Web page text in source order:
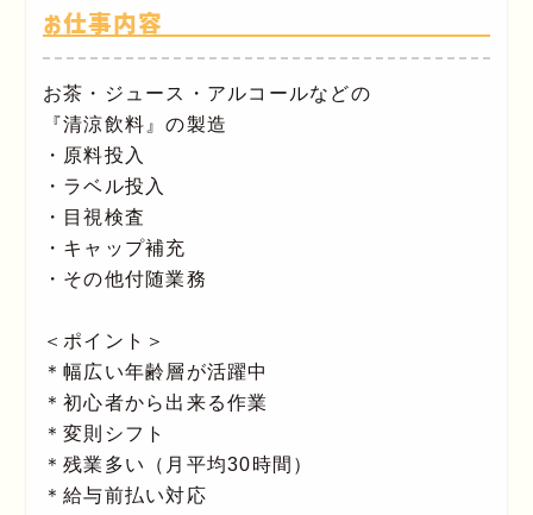
お仕事内容
お茶・ジュース・アルコールなどの
『清涼飲料』の製造
・原料投入
・ラベル投入
・目視検査
・キャップ補充
・その他付随業務
＜ポイント＞
＊幅広い年齢層が活躍中
＊初心者から出来る作業
＊変則シフト
＊残業多い（月平均30時間）
＊給与前払い対応